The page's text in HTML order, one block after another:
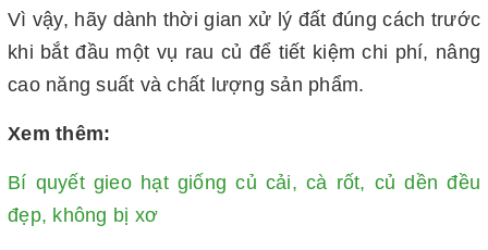
Vì vậy, hãy dành thời gian xử lý đất đúng cách trước
khi bắt đầu một vụ rau củ để tiết kiệm chi phí, nâng
cao năng suất và chất lượng sản phẩm.
Xem thêm:
Bí quyết gieo hạt giống củ cải, cà rốt, củ dền đều
đẹp, không bị xơ